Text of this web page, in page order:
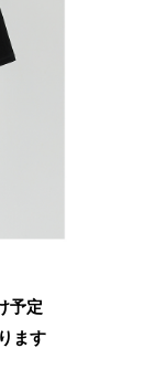
予定
ます